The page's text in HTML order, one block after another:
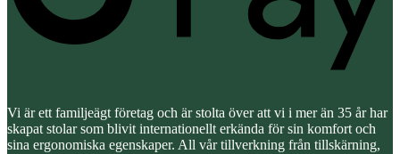
Vi är ett familjeägt företag och är stolta över att vi i mer än 35 år har
skapat stolar som blivit internationellt erkända för sin komfort och
sina ergonomiska egenskaper. All vår tillverkning från tillskärning,